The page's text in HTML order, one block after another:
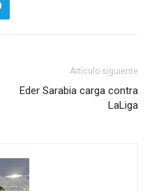
Artículo siguiente
Eder Sarabia carga contra
LaLiga